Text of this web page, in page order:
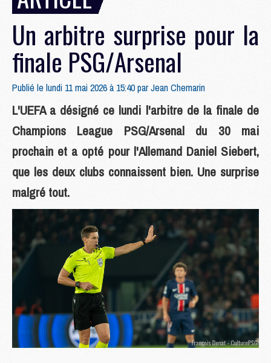
Un arbitre surprise pour la
finale PSG/Arsenal
Publié le lundi 11 mai 2026 à 15:40 parJean Chemarin
L'UEFA a désigné ce lundi l'arbitre de la finale de
Champions League PSG/Arsenal du 30 mai
prochain et a opté pour l'Allemand Daniel Siebert,
que les deux clubs connaissent bien. Une surprise
malgré tout.